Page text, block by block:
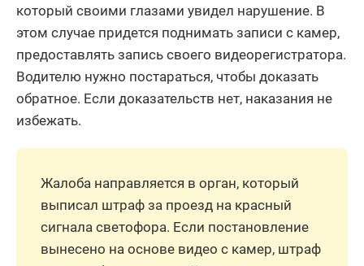
который своими глазами увидел нарушение. В
этом случае придется поднимать записи с камер,
предоставлять запись своего видеорегистратора.
Водителю нужно постараться, чтобы доказать
обратное. Если доказательств нет, наказания не
избежать.
Жалоба направляется в орган, который
выписал штраф за проезд на красный
сигнала светофора. Если постановление
вынесено на основе видео с камер, штраф